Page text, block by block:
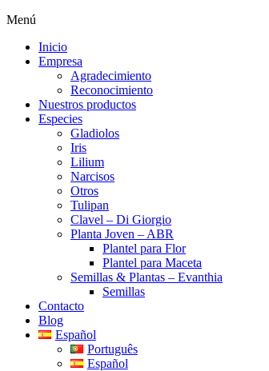
Menú
Inicio
Empresa
Agradecimiento
Reconocimiento
Nuestros productos
Especies
Gladiolos
Iris
Lilium
Narcisos
Otros
Tulipan
Clavel – Di Giorgio
Planta Joven – ABR
Plantel para Flor
Plantel para Maceta
Semillas & Plantas – Evanthia
Semillas
Contacto
Blog
Español
Português
Español